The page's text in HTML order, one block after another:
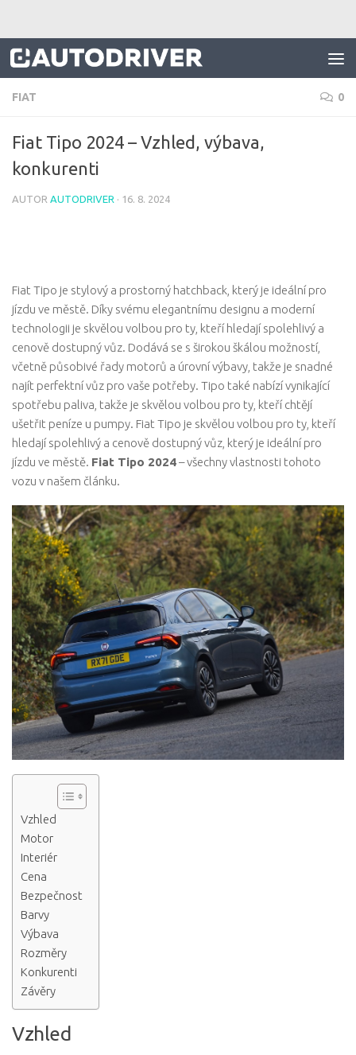
FIAT 0
Fiat Tipo 2024 – Vzhled, výbava,
konkurenti
AUTOR AUTODRIVER · 16. 8. 2024
Fiat Tipo je stylový a prostorný hatchback, který je ideální pro
jízdu ve městě. Díky svému elegantnímu designu a moderní
technologii je skvělou volbou pro ty, kteří hledají spolehlivý a
cenově dostupný vůz. Dodává se s širokou škálou možností,
včetně působivé řady motorů a úrovní výbavy, takže je snadné
najít perfektní vůz pro vaše potřeby. Tipo také nabízí vynikající
spotřebu paliva, takže je skvělou volbou pro ty, kteří chtějí
ušetřit peníze u pumpy. Fiat Tipo je skvělou volbou pro ty, kteří
hledají spolehlivý a cenově dostupný vůz, který je ideální pro
jízdu ve městě. Fiat Tipo 2024– všechny vlastnosti tohoto
vozu v našem článku.
Vzhled
Motor
Interiér
Cena
Bezpečnost
Barvy
Výbava
Rozměry
Konkurenti
Závěry
Vzhled